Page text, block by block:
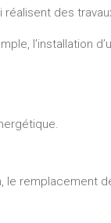
des
l’installation
le